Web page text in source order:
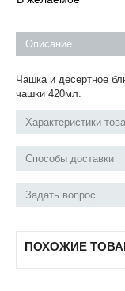
Описание
Чашка и десертное
чашки 420мл.
Характеристики
Способы доставки
Задать вопрос
ПОХОЖИЕ